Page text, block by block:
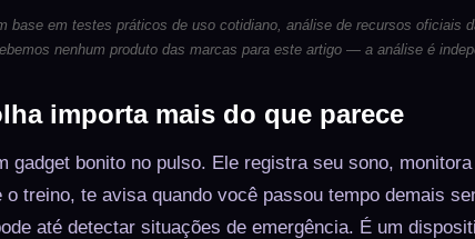
base em testes práticos de uso cotidiano, análise de recursos oficiais
nenhum produto das marcas para este artigo — a análise é
importa mais do que parece
gadget bonito no pulso. Ele registra seu sono,
o treino, te avisa quando você passou tempo demais
até detectar situações de emergência. É um